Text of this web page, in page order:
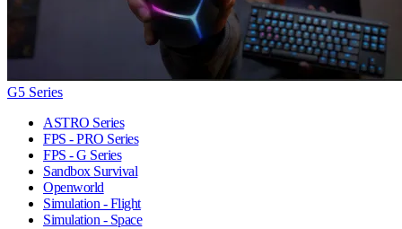
G5 Series
ASTRO Series
FPS - PRO Series
FPS - G Series
Sandbox Survival
Openworld
Simulation - Flight
Simulation - Space